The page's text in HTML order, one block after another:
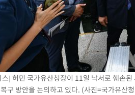
] 허민 국가유산청장이 11일 낙서로 훼손
구 방안을 논의하고 있다. (사진=국가유산